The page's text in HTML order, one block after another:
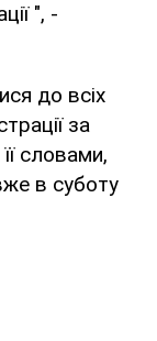
", -
до всіх
за
словами,
в суботу